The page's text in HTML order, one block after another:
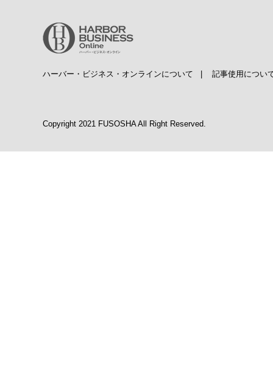
ハーバー・ビジネス・オンラインについて 記事使用につい
Copyright 2021 FUSOSHA All Right Reserved.